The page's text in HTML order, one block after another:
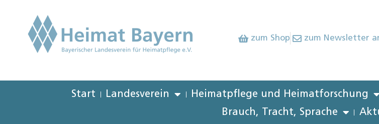
zum Shop zum Newsletter
Start Landesverein Heimatpflege und Heimatforschung
Brauch, Tracht, Sprache